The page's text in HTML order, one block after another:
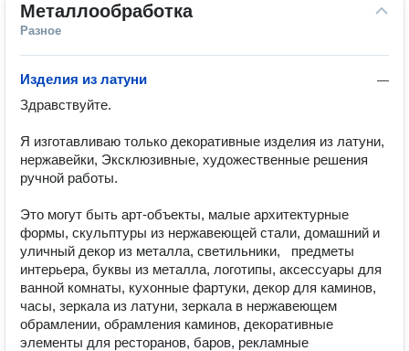
Металлообработка
Разное
—
Изделия из латуни
Здравствуйте.
Я изготавливаю только декоративные изделия из латуни,
нержавейки, Эксклюзивные, художественные решения
ручной работы.
Это могут быть арт-объекты, малые архитектурные
формы, скульптуры из нержавеющей стали, домашний и
уличный декор из металла, светильники,   предметы
интерьера, буквы из металла, логотипы, аксессуары для
ванной комнаты, кухонные фартуки, декор для каминов,
часы, зеркала из латуни, зеркала в нержавеющем
обрамлении, обрамления каминов, декоративные
элементы для ресторанов, баров, рекламные